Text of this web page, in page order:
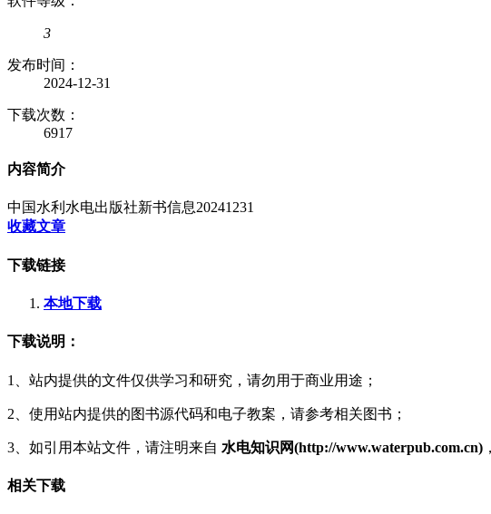
3
发布时间：
2024-12-31
下载次数：
6917
内容简介
中国水利水电出版社新书信息20241231
收藏文章
下载链接
本地下载
下载说明：
1、站内提供的文件仅供学习和研究，请勿用于商业用途；
2、使用站内提供的图书源代码和电子教案，请参考相关图书；
3、如引用本站文件，请注明来自 水电知识网(http://www.waterpub.com.cn)
相关下载